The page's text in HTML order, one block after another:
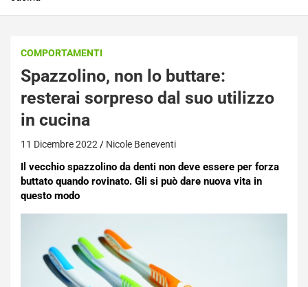
COMPORTAMENTI
Spazzolino, non lo buttare:
resterai sorpreso dal suo utilizzo
in cucina
11 Dicembre 2022 Nicole Beneventi
Il vecchio spazzolino da denti non deve essere per forza
buttato quando rovinato. Gli si può dare nuova vita in
questo modo